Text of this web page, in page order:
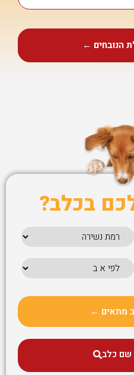
הנובחים ←
בכלב?
מתאים ←
שם כלב